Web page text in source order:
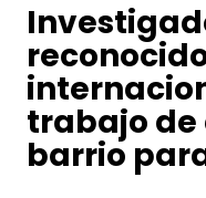
trabajo de
barrio